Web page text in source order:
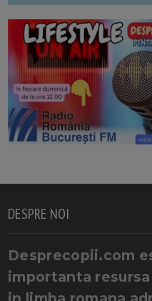
DESPRE NOI
Desprecopii.com
importanta